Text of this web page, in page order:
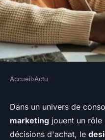
Quel design
packaging ?
Accueil›Actu
Dans un univers de
marketing jouent un
décisions d'achat, le